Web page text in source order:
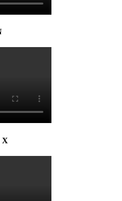
X